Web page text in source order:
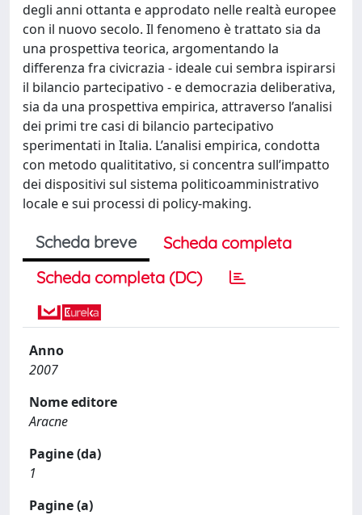
degli anni ottanta e approdato nelle realtà europee
con il nuovo secolo. Il fenomeno è trattato sia da
una prospettiva teorica, argomentando la
differenza fra civicrazia - ideale cui sembra ispirarsi
il bilancio partecipativo - e democrazia deliberativa,
sia da una prospettiva empirica, attraverso l’analisi
dei primi tre casi di bilancio partecipativo
sperimentati in Italia. L’analisi empirica, condotta
con metodo qualititativo, si concentra sull’impatto
dei dispositivi sul sistema politicoamministrativo
locale e sui processi di policy-making.
Scheda breve
Scheda completa
Scheda completa (DC)
Anno
2007
Nome editore
Aracne
Pagine (da)
1
Pagine (a)